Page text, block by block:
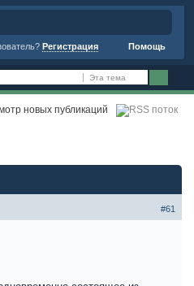
Регистрация Помощь
Эта тема
новых публикаций
#61